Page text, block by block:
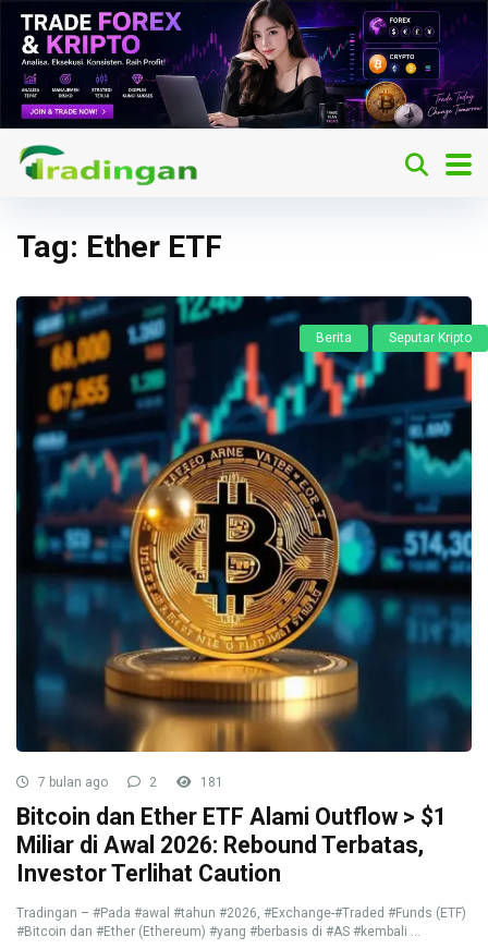
Tag: Ether ETF
Berita Seputar Kripto
7 bulan ago 2 181
Bitcoin dan Ether ETF Alami Outflow > $1
Miliar di Awal 2026: Rebound Terbatas,
Investor Terlihat Caution
Tradingan – #Pada #awal #tahun #2026, #Exchange-#Traded #Funds (ETF)
#Bitcoin dan #Ether (Ethereum) #yang #berbasis di #AS #kembali ...